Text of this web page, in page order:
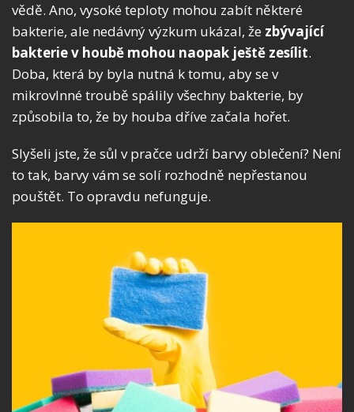
vědě. Ano, vysoké teploty mohou zabít některé
bakterie, ale nedávný výzkum ukázal, že zbývající
bakterie v houbě mohou naopak ještě zesílit.
Doba, která by byla nutná k tomu, aby se v
mikrovlnné troubě spálily všechny bakterie, by
způsobila to, že by houba dříve začala hořet.
Slyšeli jste, že sůl v pračce udrží barvy oblečení? Není
to tak, barvy vám se solí rozhodně nepřestanou
pouštět. To opravdu nefunguje.